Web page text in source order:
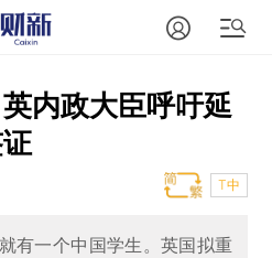
内政大臣呼吁延
T中
有一个中国学生。英国拟重